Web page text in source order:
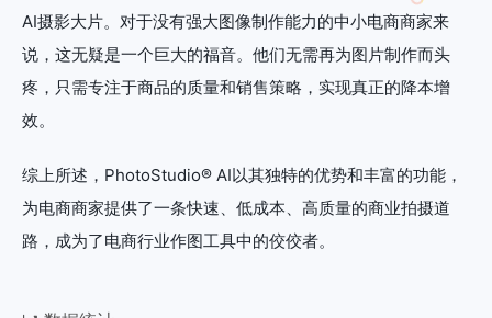
AI摄影大片。对于没有强大图像制作能力的中小电商商家来
说，这无疑是一个巨大的福音。他们无需再为图片制作而头
疼，只需专注于商品的质量和销售策略，实现真正的降本增
效。
综上所述，PhotoStudio® AI以其独特的优势和丰富的功能，
为电商商家提供了一条快速、低成本、高质量的商业拍摄道
路，成为了电商行业作图工具中的佼佼者。